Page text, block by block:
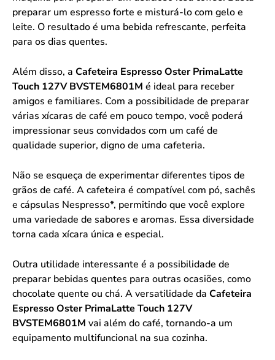
preparar um espresso forte e misturá-lo com gelo e
leite. O resultado é uma bebida refrescante, perfeita
para os dias quentes.
Além disso, a Cafeteira Espresso Oster PrimaLatte
Touch 127V BVSTEM6801M é ideal para receber
amigos e familiares. Com a possibilidade de preparar
várias xícaras de café em pouco tempo, você poderá
impressionar seus convidados com um café de
qualidade superior, digno de uma cafeteria.
Não se esqueça de experimentar diferentes tipos de
grãos de café. A cafeteira é compatível com pó, sachês
e cápsulas Nespresso*, permitindo que você explore
uma variedade de sabores e aromas. Essa diversidade
torna cada xícara única e especial.
Outra utilidade interessante é a possibilidade de
preparar bebidas quentes para outras ocasiões, como
chocolate quente ou chá. A versatilidade da Cafeteira
Espresso Oster PrimaLatte Touch 127V
BVSTEM6801M vai além do café, tornando-a um
equipamento multifuncional na sua cozinha.